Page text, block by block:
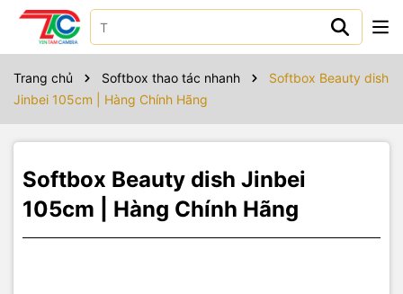
Trang chủ Softbox thao tác nhanh
Softbox Beauty dish
Jinbei 105cm | Hàng Chính Hãng
Softbox Beauty dish Jinbei
105cm | Hàng Chính Hãng
Sản phẩm bao gồm
Softbox : 1
Vải trắng : 2
Túi 1